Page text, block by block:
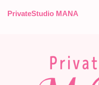
PrivateStudio MANA